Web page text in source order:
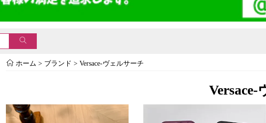
ホーム > ブランド > Versace-ヴェルサーチ
Versace-